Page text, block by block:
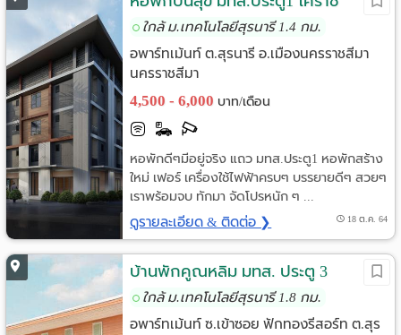
ใกล้ ม.เทคโนโลยีสุรนารี 1.4 กม.
อพาร์ทเม้นท์ ต.สุรนารี อ.เมืองนครราชสีมา
นครราชสีมา
4,500 - 6,000 บาท/เดือน
หอพักดีๆมีอยู่จริง แถว มทส.ประตู1 หอพักสร้าง
ใหม่ เฟอร์ เครื่องใช้ไฟฟ้าครบๆ บรรยายดีๆ สวยๆ
เราพร้อมจบ ทักมา จัดโปรหนัก ๆ ...
ดูรายละเอียด & ติดต่อ ❯ 18 ต.ค. 64
บ้านพักคูณหลิม มทส. ประตู 3
ใกล้ ม.เทคโนโลยีสุรนารี 1.8 กม.
อพาร์ทเม้นท์ ซ.เข้าซอย ฟักทองรีสอร์ท ต.สุร